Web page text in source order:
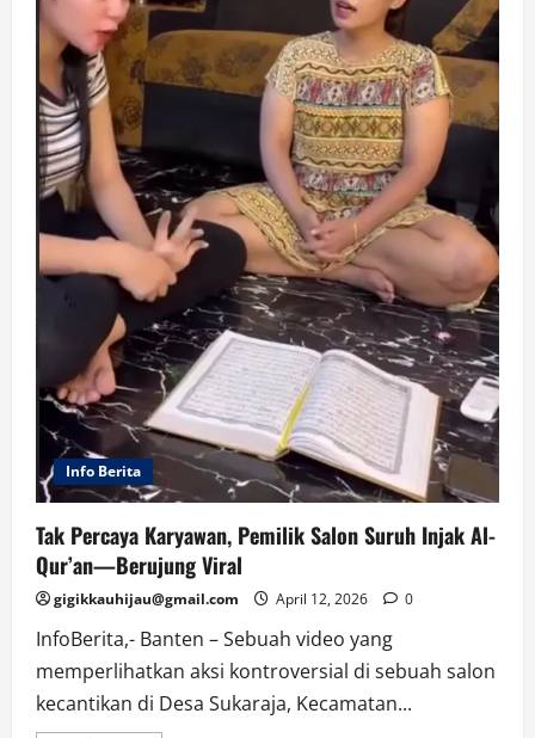
Info Berita
Tak Percaya Karyawan, Pemilik Salon Suruh Injak Al-
Qur’an—Berujung Viral
gigikkauhijau@gmail.com April 12, 2026 0
InfoBerita,- Banten – Sebuah video yang
memperlihatkan aksi kontroversial di sebuah salon
kecantikan di Desa Sukaraja, Kecamatan...